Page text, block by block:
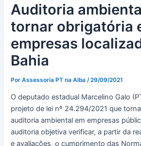
Auditoria
tornar obrigatória
empresas
Bahia
PorAssessoria PT na Alba/29/09/2021
O deputado estadual Marcelino Galo
projeto de lei nº 24.294/2021 que
auditoria ambiental em empresas
auditoria objetiva verificar, a partir da
e avaliações, o cumprimento das